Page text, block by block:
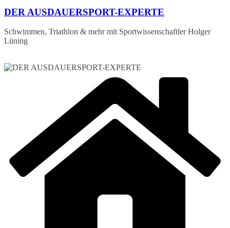
DER AUSDAUERSPORT-EXPERTE
Schwimmen, Triathlon & mehr mit Sportwissenschaftler Holger
Lüning